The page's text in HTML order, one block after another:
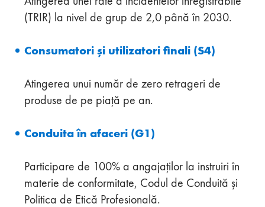
(TRIR) la nivel de grup de 2,0 până în 2030.
Consumatori și utilizatori finali (S4)
Atingerea unui număr de zero retrageri de
produse de pe piață pe an.
Conduita în afaceri (G1)
Participare de 100% a angajaților la instruiri în
materie de conformitate, Codul de Conduită și
Politica de Etică Profesională.